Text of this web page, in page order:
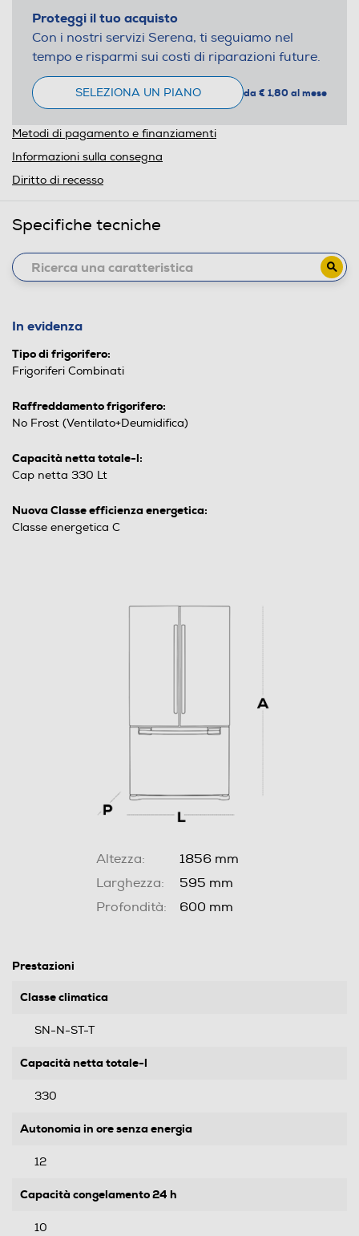
Proteggi il tuo acquisto
Con i nostri servizi Serena, ti seguiamo nel
tempo e risparmi sui costi di riparazioni future.
SELEZIONA UN PIANO da € 1,80 al mese
Metodi di pagamento e finanziamenti
Informazioni sulla consegna
Diritto di recesso
Specifiche tecniche
In evidenza
Tipo di frigorifero:
Frigoriferi Combinati
Raffreddamento frigorifero:
No Frost (Ventilato+Deumidifica)
Capacità netta totale-l:
Cap netta 330 Lt
Nuova Classe efficienza energetica:
Classe energetica C
Altezza:
1856 mm
Larghezza:
595 mm
Profondità:
600 mm
Prestazioni
Classe climatica
SN-N-ST-T
Capacità netta totale-l
330
Autonomia in ore senza energia
12
Capacità congelamento 24 h
10